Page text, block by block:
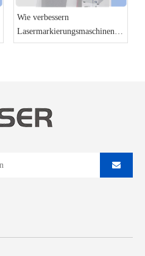
Wie verbessern
Lasermarkierungsmaschinen
die Produktidentifizierung und